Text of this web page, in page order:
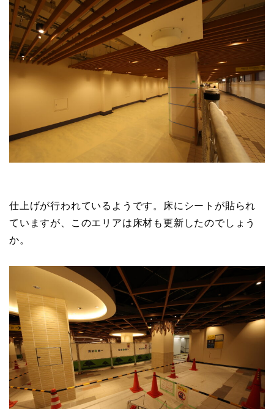
仕上げが行われているようです。床にシートが貼られ
ていますが、このエリアは床材も更新したのでしょう
か。